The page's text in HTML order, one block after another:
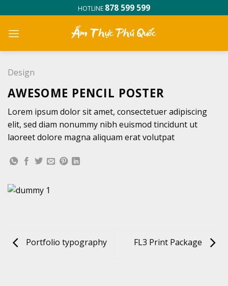
to
content
HOTLINE 878 599 599
Design
AWESOME PENCIL POSTER
Lorem ipsum dolor sit amet, consectetuer adipiscing
elit, sed diam nonummy nibh euismod tincidunt ut
laoreet dolore magna aliquam erat volutpat
Portfolio typography FL3 Print Package